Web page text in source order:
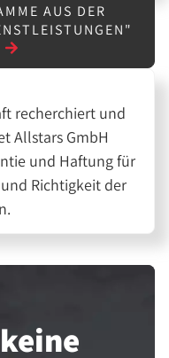
AUS DER
recherchiert und
Allstars GmbH
und Haftung für
Richtigkeit der